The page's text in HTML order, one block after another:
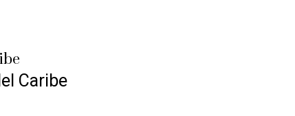
Caribe